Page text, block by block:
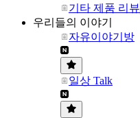
기타 제품 리뷰
우리들의 이야기
자유이야기방
일상 Talk